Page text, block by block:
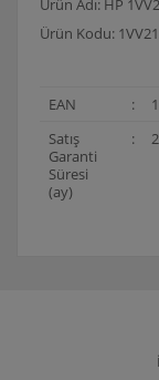
Ürün Adı: HP
Ürün Kodu:
EAN :
Satış
Garanti
Süresi
(ay)
:
Ürün